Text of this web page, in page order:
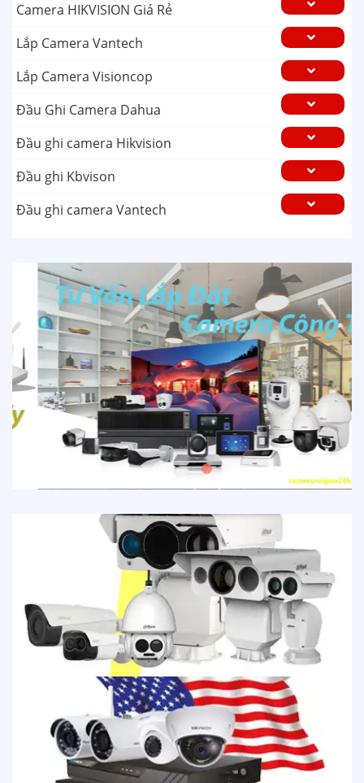
Camera HIKVISION Giá Rẻ
Lắp Camera Vantech
Lắp Camera Visioncop
Đầu Ghi Camera Dahua
Đầu ghi camera Hikvision
Đầu ghi Kbvison
Đầu ghi camera Vantech